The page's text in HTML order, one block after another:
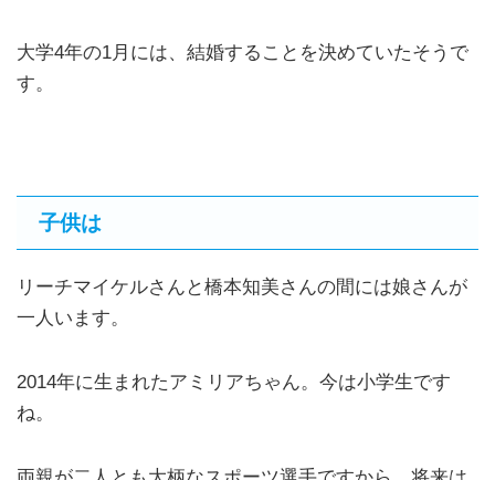
大学4年の1月には、結婚することを決めていたそうで
す。
子供は
リーチマイケルさんと橋本知美さんの間には娘さんが
一人います。
2014年に生まれたアミリアちゃん。今は小学生です
ね。